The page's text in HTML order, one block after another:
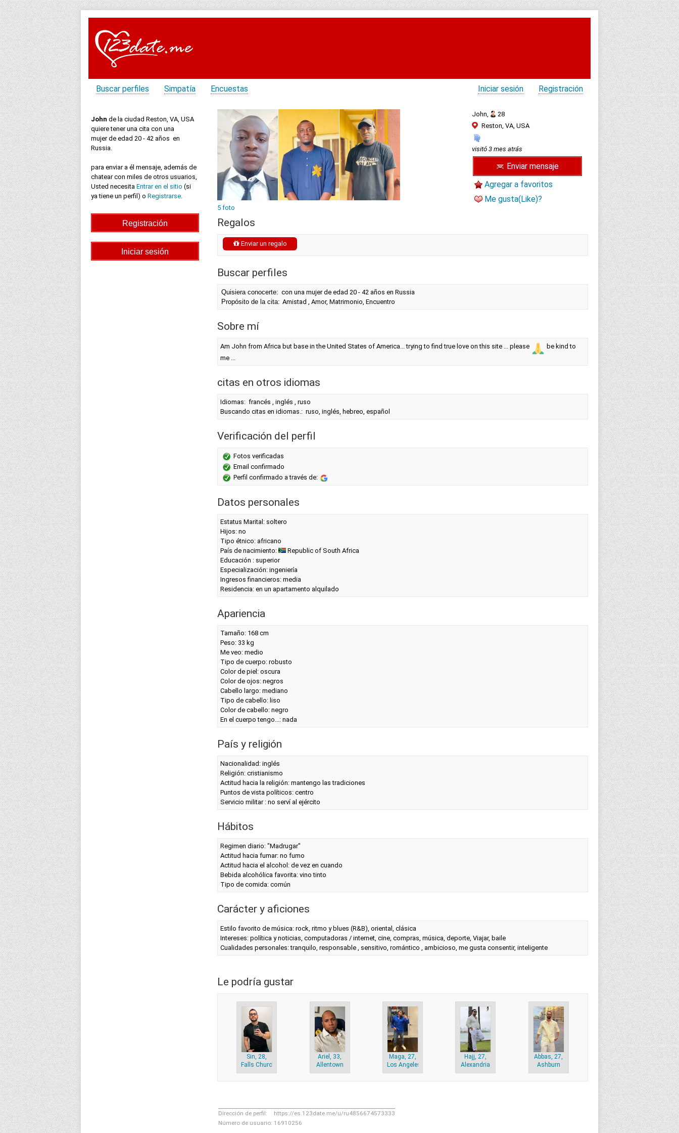
Buscar perfiles Simpatía Encuestas Registración
Iniciar sesión
John de la ciudad Reston, VA, USA
quiere tener una cita con una
mujer de edad 20 - 42 años en
Russia.
para enviar a él mensaje, además de
chatear con miles de otros usuarios,
Usted necesita Entrar en el sitio (si
ya tiene un perfil) o Registrarse.
5 foto
John,
28
Reston, VA, USA
visitó 3 mes atrás
Enviar mensaje
Agregar a favoritos
Me gusta(Like)?
Regalos
Enviar un regalo
Buscar perfiles
Quisiera conocerte: con una mujer de edad 20 - 42 años en Russia
Propósito de la cita: Amistad , Amor, Matrimonio, Encuentro
Sobre mí
Am John from Africa but base in the United States of America... trying to find true love on this site ... please
be kind to
me ...
citas en otros idiomas
Idiomas: francés , inglés , ruso
Buscando citas en idiomas.: ruso, inglés, hebreo, español
Verificación del perfil
Fotos verificadas
Email confirmado
Perfil confirmado a través de:
Datos personales
Estatus Marital: soltero
Hijos: no
Tipo étnico: africano
País de nacimiento:
Republic of South Africa
Educación : superior
Especialización: ingeniería
Ingresos financieros: media
Residencia: en un apartamento alquilado
Apariencia
Tamaño: 168 cm
Peso: 33 kg
Me veo: medio
Tipo de cuerpo: robusto
Color de piel: oscura
Color de ojos: negros
Cabello largo: mediano
Tipo de cabello: liso
Color de cabello: negro
En el cuerpo tengo...: nada
País y religión
Nacionalidad: inglés
Religión: cristianismo
Actitud hacia la religión: mantengo las tradiciones
Puntos de vista políticos: centro
Servicio militar : no serví al ejército
Hábitos
Regimen diario: "Madrugar"
Actitud hacia fumar: no fumo
Actitud hacia el alcohol: de vez en cuando
Bebida alcohólica favorita: vino tinto
Tipo de comida: común
Carácter y aficiones
Estilo favorito de música: rock, ritmo y blues (R&B), oriental, clásica
Intereses: política y noticias, computadoras / internet, cine, compras, música, deporte, Viajar, baile
Cualidades personales: tranquilo, responsable , sensitivo, romántico , ambicioso, me gusta consentir, inteligente
Le podría gustar
Sin, 28,
Falls Church
Ariel, 33,
Allentown
Maga, 27,
Los Angeles
Hajj, 27,
Alexandria
Abbas, 27,
Ashburn
Dirección de perfil:
https://es.123date.me/u/ru4856674573333
Número de usuario: 16910256